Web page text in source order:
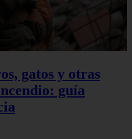
gatos y otras
guía